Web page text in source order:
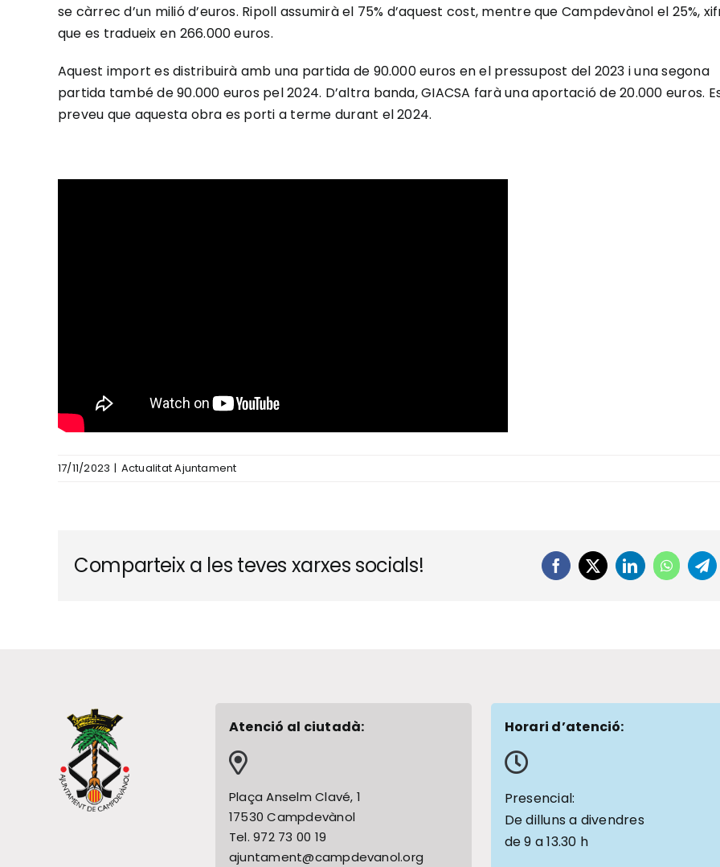
se càrrec d’un milió d’euros. Ripoll assumirà el 75% d’aquest cost, mentre que Campdevànol el 25%,
que es tradueix en 266.000 euros.
Aquest import es distribuirà amb una partida de 90.000 euros en el pressupost del 2023 i una segona
partida també de 90.000 euros pel 2024. D’altra banda, GIACSA farà una aportació de 20.000 euros.
preveu que aquesta obra es porti a terme durant el 2024.
17/11/2023 | Actualitat Ajuntament
Comparteix a les teves xarxes socials! Facebook
X LinkedIn
Atenció al ciutadà:
Plaça Anselm Clavé, 1
17530 Campdevànol
Tel. 972 73 00 19
ajuntament@campdevanol.org
Horari d’atenció:
Presencial:
De dilluns a divendres
de 9 a 13.30 h